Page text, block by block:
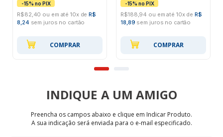
R$82,40 ou em até 10x deR$
8,24 sem juros no cartão
COMPRAR
R$188,94 ou em até 10x deR$
18,89 sem juros no cartão
COMPRAR
INDIQUE
Preencha os campos abaixo e clique em Indicar Produto.
A sua indicação será enviada para o e-mail especificado.